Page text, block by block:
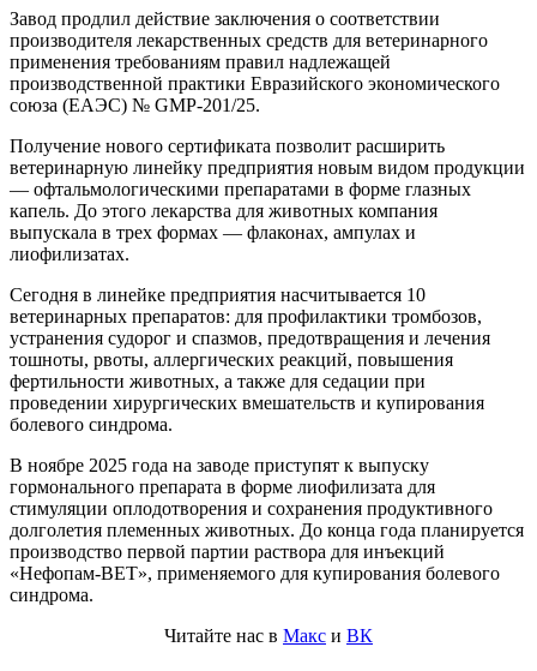
Завод продлил действие заключения о соответствии
производителя лекарственных средств для ветеринарного
применения требованиям правил надлежащей
производственной практики Евразийского экономического
союза (ЕАЭС) № GMP-201/25.
Получение нового сертификата позволит расширить
ветеринарную линейку предприятия новым видом продукции
— офтальмологическими препаратами в форме глазных
капель. До этого лекарства для животных компания
выпускала в трех формах — флаконах, ампулах и
лиофилизатах.
Сегодня в линейке предприятия насчитывается 10
ветеринарных препаратов: для профилактики тромбозов,
устранения судорог и спазмов, предотвращения и лечения
тошноты, рвоты, аллергических реакций, повышения
фертильности животных, а также для седации при
проведении хирургических вмешательств и купирования
болевого синдрома.
В ноябре 2025 года на заводе приступят к выпуску
гормонального препарата в форме лиофилизата для
стимуляции оплодотворения и сохранения продуктивного
долголетия племенных животных. До конца года планируется
производство первой партии раствора для инъекций
«Нефопам-ВЕТ», применяемого для купирования болевого
синдрома.
Читайте нас в Макс и ВК